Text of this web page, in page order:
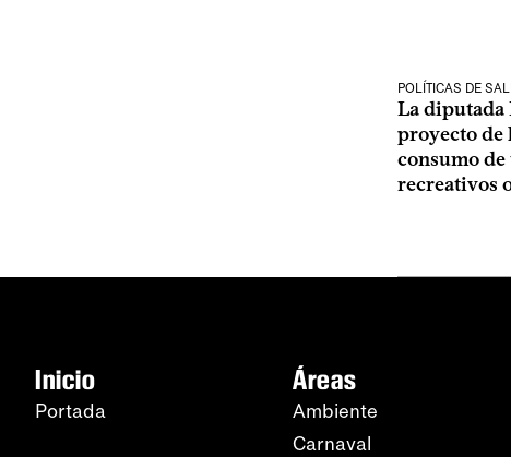
POLÍTICAS DE
La diputada
proyecto
consumo de
recreativos
Inicio
Portada
Áreas
Ambiente
Carnaval